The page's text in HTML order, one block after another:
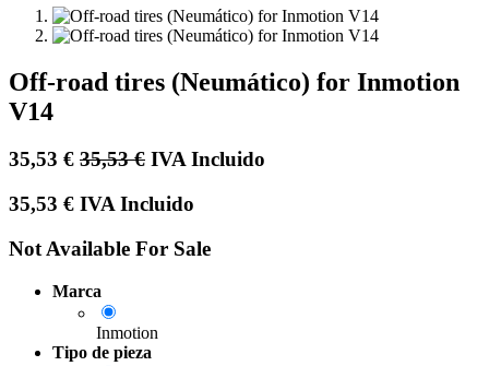
Off-road tires (Neumático) for Inmotion
V14
35,53 € 35,53€ IVA Incluido
35,53 € IVA Incluido
Not Available For Sale
Marca
Inmotion
Tipo de pieza